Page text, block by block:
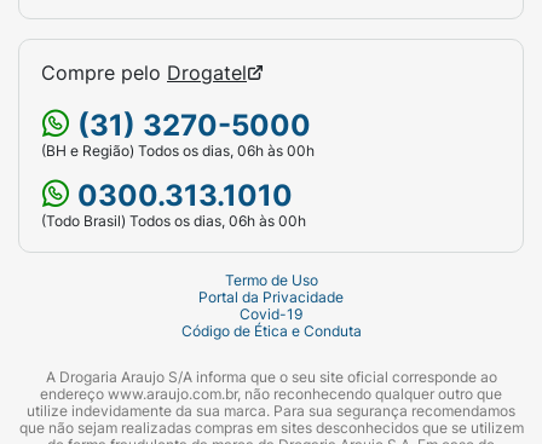
Compre pelo Drogatel
(31) 3270-5000
(BH e Região) Todos os dias, 06h às 00h
0300.313.1010
(Todo Brasil) Todos os dias, 06h às 00h
Termo de Uso
Portal da Privacidade
Covid-19
Código de Ética e Conduta
A Drogaria Araujo S/A informa que o seu site oficial corresponde ao
endereço www.araujo.com.br, não reconhecendo qualquer outro que
utilize indevidamente da sua marca. Para sua segurança recomendamos
que não sejam realizadas compras em sites desconhecidos que se utilizem